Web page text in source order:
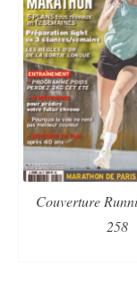
Couverture
258